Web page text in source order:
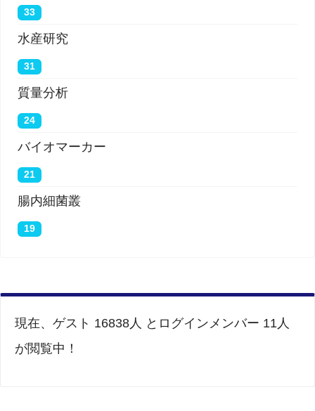
33
水産研究
31
質量分析
24
バイオマーカー
21
腸内細菌叢
19
現在、ゲスト 16838人 とログインメンバー 11人
が閲覧中！